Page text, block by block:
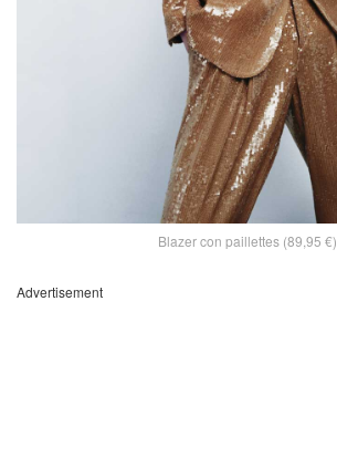
Blazer con paillettes (89,95 €)
Advertisement